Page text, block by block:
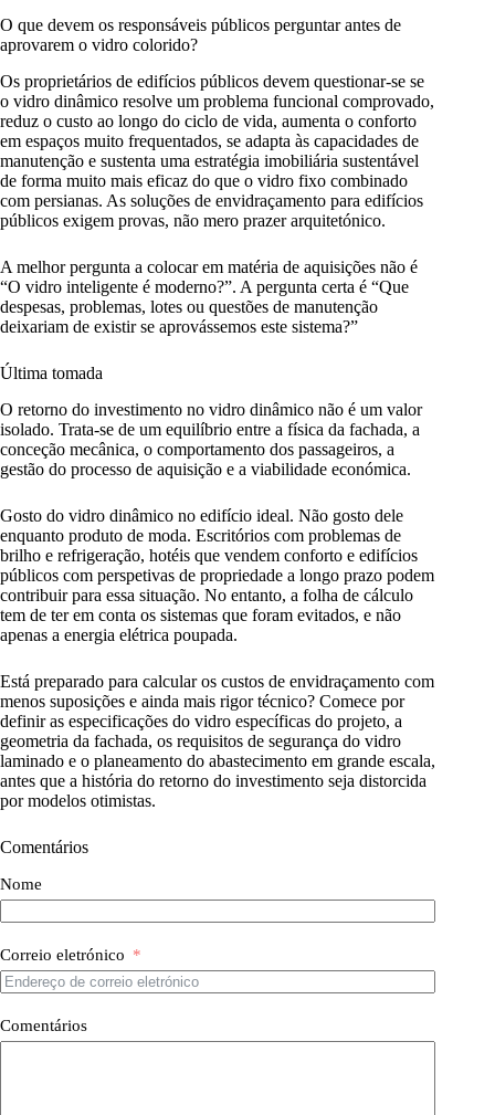
O que devem os responsáveis públicos perguntar antes de
aprovarem o vidro colorido?
Os proprietários de edifícios públicos devem questionar-se se
o vidro dinâmico resolve um problema funcional comprovado,
reduz o custo ao longo do ciclo de vida, aumenta o conforto
em espaços muito frequentados, se adapta às capacidades de
manutenção e sustenta uma estratégia imobiliária sustentável
de forma muito mais eficaz do que o vidro fixo combinado
com persianas. As soluções de envidraçamento para edifícios
públicos exigem provas, não mero prazer arquitetónico.
A melhor pergunta a colocar em matéria de aquisições não é
“O vidro inteligente é moderno?”. A pergunta certa é “Que
despesas, problemas, lotes ou questões de manutenção
deixariam de existir se aprovássemos este sistema?”
Última tomada
O retorno do investimento no vidro dinâmico não é um valor
isolado. Trata-se de um equilíbrio entre a física da fachada, a
conceção mecânica, o comportamento dos passageiros, a
gestão do processo de aquisição e a viabilidade económica.
Gosto do vidro dinâmico no edifício ideal. Não gosto dele
enquanto produto de moda. Escritórios com problemas de
brilho e refrigeração, hotéis que vendem conforto e edifícios
públicos com perspetivas de propriedade a longo prazo podem
contribuir para essa situação. No entanto, a folha de cálculo
tem de ter em conta os sistemas que foram evitados, e não
apenas a energia elétrica poupada.
Está preparado para calcular os custos de envidraçamento com
menos suposições e ainda mais rigor técnico? Comece por
definir as especificações do vidro específicas do projeto, a
geometria da fachada, os requisitos de segurança do vidro
laminado e o planeamento do abastecimento em grande escala,
antes que a história do retorno do investimento seja distorcida
por modelos otimistas.
Comentários
Nome
Correio eletrónico
Comentários